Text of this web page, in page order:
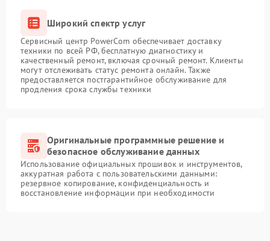
Широкий спектр услуг
Сервисный центр PowerCom обеспечивает доставку
техники по всей РФ, бесплатную диагностику и
качественный ремонт, включая срочный ремонт. Клиенты
могут отслеживать статус ремонта онлайн. Также
предоставляется постгарантийное обслуживание для
продления срока службы техники
Оригинальные программные решение и
безопасное обслуживание данных
Использование официальных прошивок и инструментов,
аккуратная работа с пользовательскими данными:
резервное копирование, конфиденциальность и
восстановление информации при необходимости